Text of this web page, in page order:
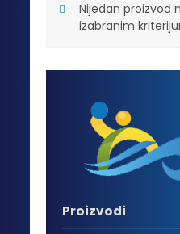
Nijedan proizvod
izabranim
Proizvodi